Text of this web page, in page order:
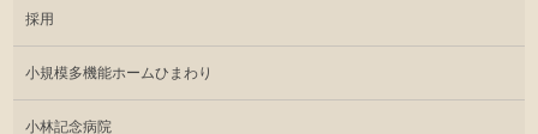
採用
小規模多機能ホームひまわり
小林記念病院